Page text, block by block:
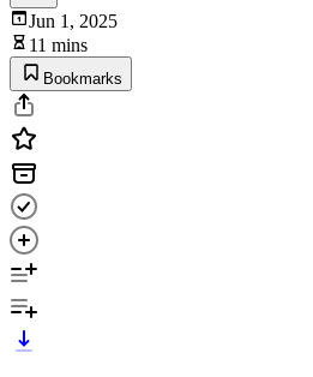
Jun 1, 2025
11 mins
Bookmarks